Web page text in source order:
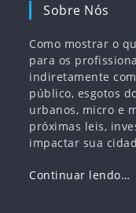
Sobre Nós
Como mostrar o
para os
indiretamente
público, esgotos
urbanos, micro e
próximas leis,
impactar sua
Continuar lendo…